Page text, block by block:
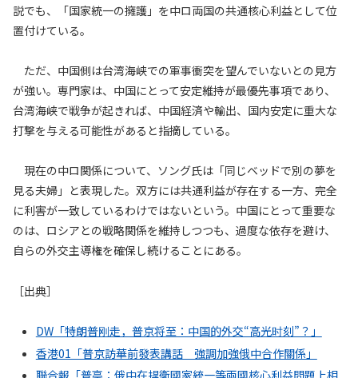
説でも、「国家統一の擁護」を中ロ両国の共通核心利益として位
置付けている。
ただ、中国側は台湾海峡での軍事衝突を望んでいないとの見方
が強い。専門家は、中国にとって安定維持が最優先事項であり、
台湾海峡で戦争が起きれば、中国経済や輸出、国内安定に重大な
打撃を与える可能性があると指摘している。
現在の中ロ関係について、ソング氏は「同じベッドで別の夢を
見る夫婦」と表現した。双方には共通利益が存在する一方、完全
に利害が一致しているわけではないという。中国にとって重要な
のは、ロシアとの戦略関係を維持しつつも、過度な依存を避け、
自らの外交主導権を確保し続けることにある。
［出典］
DW「特朗普刚走，普京将至：中国的外交“高光时刻”？」
香港01「普京訪華前發表講話 強調加強俄中合作關係」